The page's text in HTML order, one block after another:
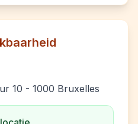
10 - 1000 Bruxelles